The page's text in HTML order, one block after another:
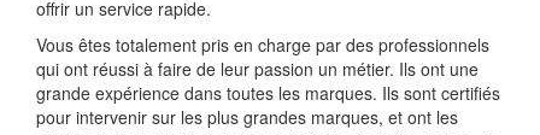
offrir un service rapide.
Vous êtes totalement pris en charge par des professionnels
qui ont réussi à faire de leur passion un métier. Ils ont une
grande expérience dans toutes les marques. Ils sont certifiés
pour intervenir sur les plus grandes marques, et ont les